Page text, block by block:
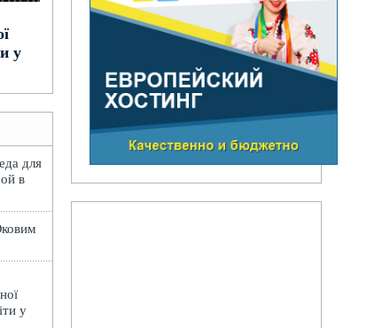
у
для
в
у